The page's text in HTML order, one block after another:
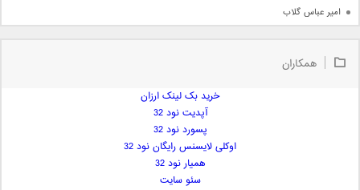
امیر عباس گلاب
امیر علی
همکاران
خرید بک لینک ارزان
آپدیت نود 32
پسورد نود 32
اوکلی لایسنس رایگان نود 32
همیار نود 32
سئو سایت